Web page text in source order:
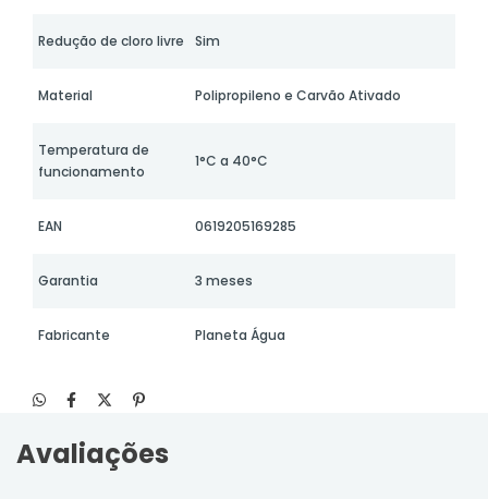
Redução de cloro livre Sim
Material Polipropileno e Carvão Ativado
Temperatura de
funcionamento
1°C a 40°C
EAN 0619205169285
Garantia 3 meses
Fabricante Planeta Água
Avaliações